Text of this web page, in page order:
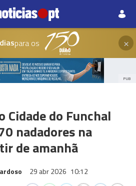
para os ×
PUB
Cidade do Funchal
nadadores na
de amanhã
29 abr 2026 10:12